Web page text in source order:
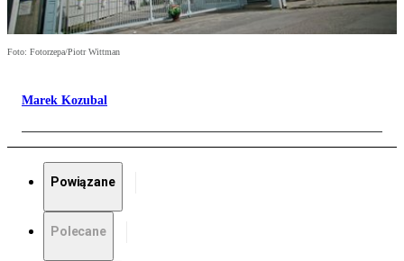
Foto: Fotorzepa/Piotr Wittman
Marek Kozubal
Powiązane
Polecane